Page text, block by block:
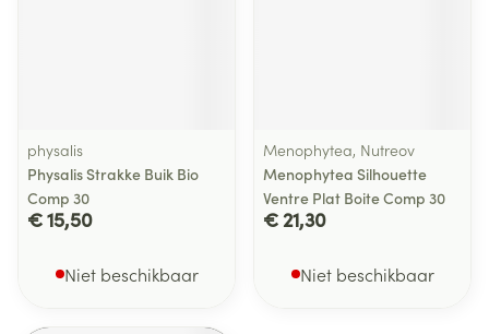
physalis
Physalis Strakke Buik Bio
Comp 30
€ 15,50
Niet beschikbaar
Menophytea, Nutreov
Menophytea Silhouette
Ventre Plat Boite Comp 30
€ 21,30
Niet beschikbaar